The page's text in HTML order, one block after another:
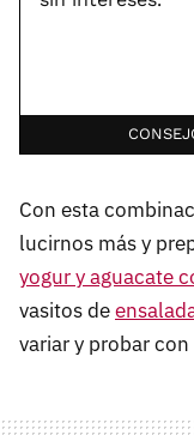
Con esta
lucirnos más y
yogur y aguacate
vasitos de
variar y probar con